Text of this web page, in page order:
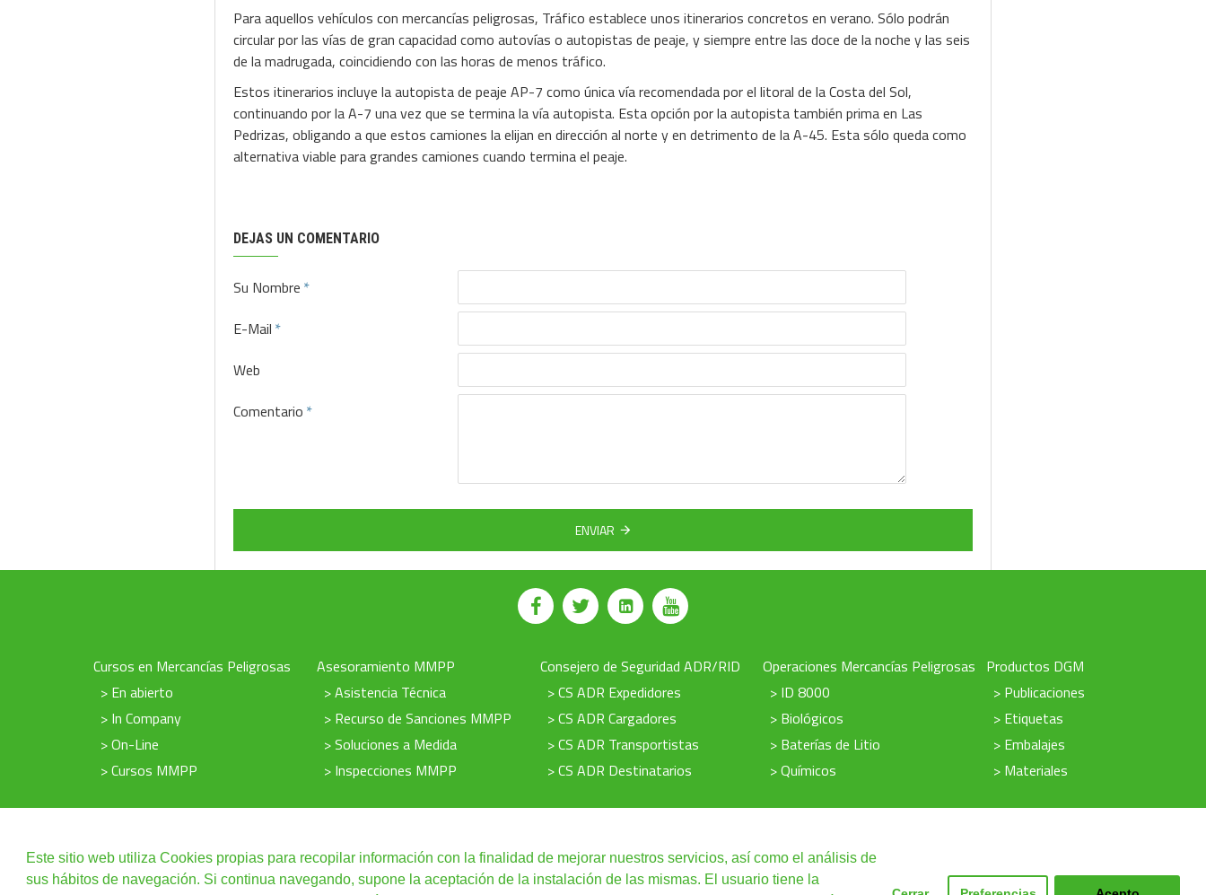
Este sitio web utiliza Cookies propias para recopilar información con la finalidad de mejorar nuestros servicios, así como el análisis de
sus hábitos de navegación. Si continua navegando, supone la aceptación de la instalación de las mismas. El usuario tiene la
Para aquellos vehículos con mercancías peligrosas, Tráfico establece unos itinerarios concretos en verano. Sólo podrán
circular por las vías de gran capacidad como autovías o autopistas de peaje, y siempre entre las doce de la noche y las seis
de la madrugada, coincidiendo con las horas de menos tráfico.
Estos itinerarios incluye la autopista de peaje AP-7 como única vía recomendada por el litoral de la Costa del Sol,
continuando por la A-7 una vez que se termina la vía autopista. Esta opción por la autopista también prima en Las
Pedrizas, obligando a que estos camiones la elijan en dirección al norte y en detrimento de la A-45. Esta sólo queda como
alternativa viable para grandes camiones cuando termina el peaje.
DEJAS UN COMENTARIO
Su Nombre
E-Mail
Web
Comentario
ENVIAR
Cursos en Mercancías Peligrosas
> En abierto
> In Company
> On-Line
> Cursos MMPP
Asesoramiento MMPP
> Asistencia Técnica
> Recurso de Sanciones MMPP
> Soluciones a Medida
> Inspecciones MMPP
Consejero de Seguridad ADR/RID
> CS ADR Expedidores
> CS ADR Cargadores
> CS ADR Transportistas
> CS ADR Destinatarios
Operaciones Mercancías Peligrosas
> ID 8000
> Biológicos
> Baterías de Litio
> Químicos
Productos DGM
> Publicaciones
> Etiquetas
> Embalajes
> Materiales